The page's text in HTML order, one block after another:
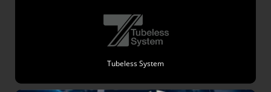
Tubeless System